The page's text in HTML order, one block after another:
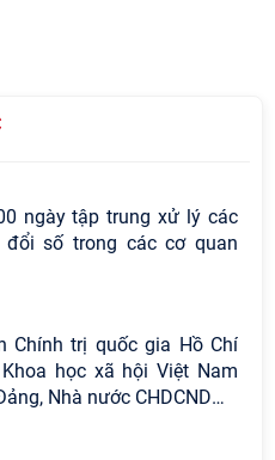
ngày tập trung xử lý các
đổi số trong các cơ quan
Chính trị quốc gia Hồ Chí
học xã hội Việt Nam
Nhà nước CHDCND…